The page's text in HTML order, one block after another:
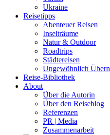
Ukraine
Reisetipps
Abenteuer Reisen
Inselträume
Natur & Outdoor
Roadtrips
Städtereisen
Ungewöhnlich
Reise-Bibliothek
About
Über die Autorin
Über den Reiseblog
Referenzen
PR | Media
Zusammenarbeit